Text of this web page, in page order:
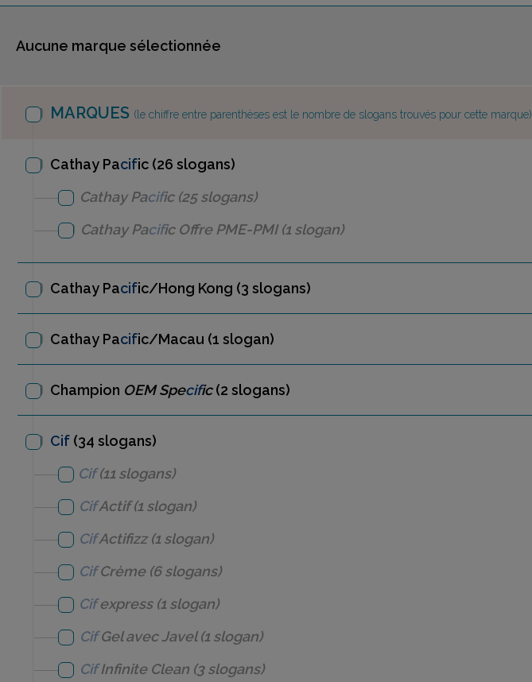
Aucune marque sélectionnée
MARQUES (le chiffre entre parenthèses est le nombre de slogans trouvés pour cette marque)
Cathay Pacific (26 slogans)
Cathay Pacific (25 slogans)
Cathay Pacific Offre PME-PMI(1 slogan)
Cathay Pacific/Hong Kong (3 slogans)
Cathay Pacific/Macau (1 slogan)
Champion OEM Specific(2 slogans)
Cif (34 slogans)
Cif (11 slogans)
CifActif(1 slogan)
CifActifizz(1 slogan)
Cif Crème(6 slogans)
Cif express(1 slogan)
CifGel avec Javel(1 slogan)
CifInfinite Clean(3 slogans)